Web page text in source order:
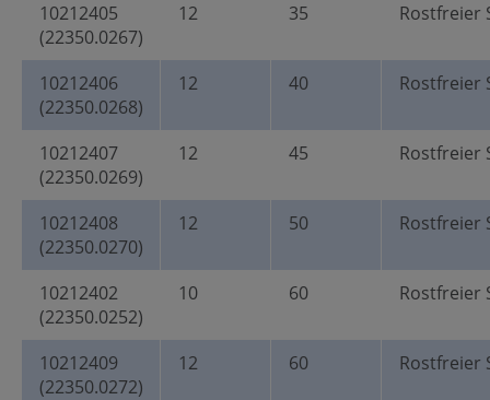
10212405
(22350.0267)
12 35 Rostfreier
10212406
(22350.0268)
12 40 Rostfreier
10212407
(22350.0269)
12 45 Rostfreier
10212408
(22350.0270)
12 50 Rostfreier
10212402
(22350.0252)
10 60 Rostfreier
10212409
(22350.0272)
12 60 Rostfreier